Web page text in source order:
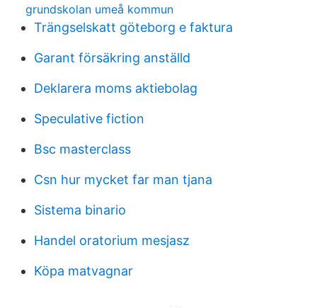
grundskolan umeå kommun
Trängselskatt göteborg e faktura
Garant försäkring anställd
Deklarera moms aktiebolag
Speculative fiction
Bsc masterclass
Csn hur mycket far man tjana
Sistema binario
Handel oratorium mesjasz
Köpa matvagnar